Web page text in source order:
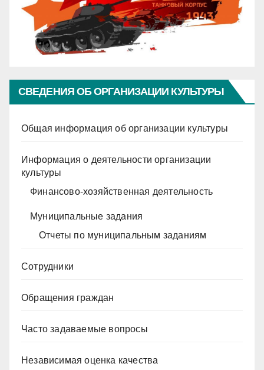
СВЕДЕНИЯ ОБ ОРГАНИЗАЦИИ КУЛЬТУРЫ
Общая информация об организации культуры
Информация о деятельности организации
культуры
Финансово-хозяйственная деятельность
Муниципальные задания
Отчеты по муниципальным заданиям
Сотрудники
Обращения граждан
Часто задаваемые вопросы
Независимая оценка качества